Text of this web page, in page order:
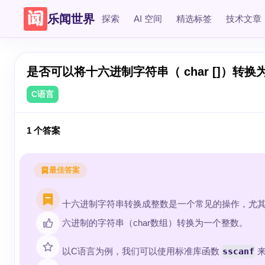
乐闻世界 探索 AI 空间 精选标签 技术文章
是否可以将十六进制字符串（ char []）转换
C语言
1 个答案
最佳答案
十六进制字符串转换成整数是一个常见的操作，尤
六进制的字符串（char数组）转换为一个整数。
以C语言为例，我们可以使用标准库函数 sscanf